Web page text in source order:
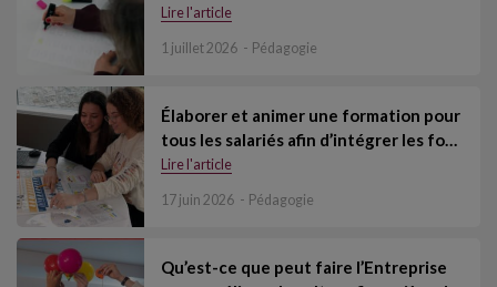
Lire l'article
1 juillet 2026 Pédagogie
Élaborer et animer une formation pour
tous les salariés afin d’intégrer les fo…
Lire l'article
17 juin 2026 Pédagogie
Qu’est-ce que peut faire l’Entreprise